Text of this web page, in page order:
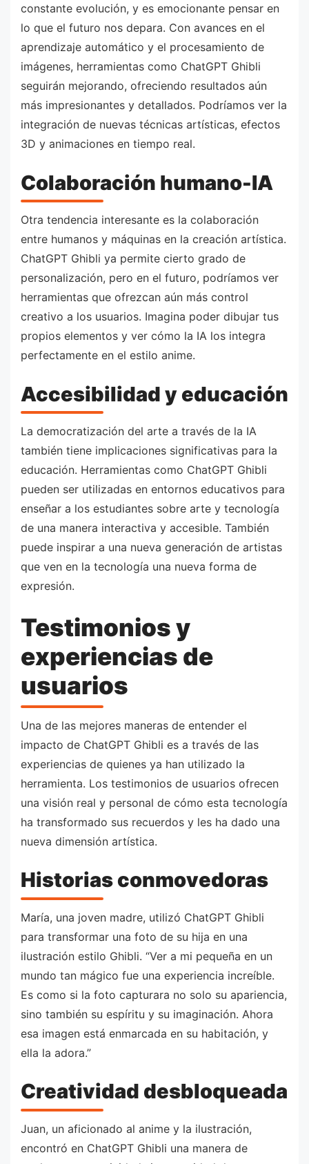
constante evolución, y es emocionante pensar en
lo que el futuro nos depara. Con avances en el
aprendizaje automático y el procesamiento de
imágenes, herramientas como ChatGPT Ghibli
seguirán mejorando, ofreciendo resultados aún
más impresionantes y detallados. Podríamos ver la
integración de nuevas técnicas artísticas, efectos
3D y animaciones en tiempo real.
Colaboración humano-IA
Otra tendencia interesante es la colaboración
entre humanos y máquinas en la creación artística.
ChatGPT Ghibli ya permite cierto grado de
personalización, pero en el futuro, podríamos ver
herramientas que ofrezcan aún más control
creativo a los usuarios. Imagina poder dibujar tus
propios elementos y ver cómo la IA los integra
perfectamente en el estilo anime.
Accesibilidad y educación
La democratización del arte a través de la IA
también tiene implicaciones significativas para la
educación. Herramientas como ChatGPT Ghibli
pueden ser utilizadas en entornos educativos para
enseñar a los estudiantes sobre arte y tecnología
de una manera interactiva y accesible. También
puede inspirar a una nueva generación de artistas
que ven en la tecnología una nueva forma de
expresión.
Testimonios y
experiencias de
usuarios
Una de las mejores maneras de entender el
impacto de ChatGPT Ghibli es a través de las
experiencias de quienes ya han utilizado la
herramienta. Los testimonios de usuarios ofrecen
una visión real y personal de cómo esta tecnología
ha transformado sus recuerdos y les ha dado una
nueva dimensión artística.
Historias conmovedoras
María, una joven madre, utilizó ChatGPT Ghibli
para transformar una foto de su hija en una
ilustración estilo Ghibli. “Ver a mi pequeña en un
mundo tan mágico fue una experiencia increíble.
Es como si la foto capturara no solo su apariencia,
sino también su espíritu y su imaginación. Ahora
esa imagen está enmarcada en su habitación, y
ella la adora.”
Creatividad desbloqueada
Juan, un aficionado al anime y la ilustración,
encontró en ChatGPT Ghibli una manera de